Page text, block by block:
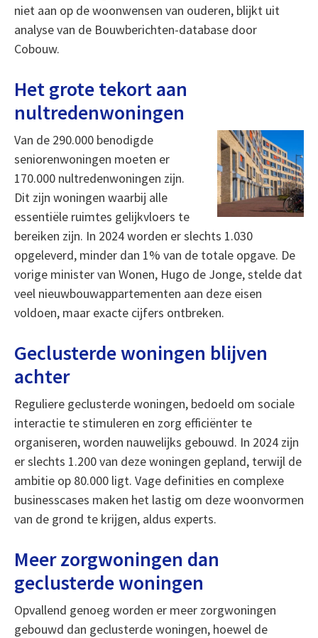
niet aan op de woonwensen van ouderen, blijkt uit
analyse van de Bouwberichten-database door
Cobouw.
Het grote tekort aan
nultredenwoningen
Van de 290.000 benodigde
seniorenwoningen moeten er
170.000 nultredenwoningen zijn.
Dit zijn woningen waarbij alle
essentiële ruimtes gelijkvloers te
bereiken zijn. In 2024 worden er slechts 1.030
opgeleverd, minder dan 1% van de totale opgave. De
vorige minister van Wonen, Hugo de Jonge, stelde dat
veel nieuwbouwappartementen aan deze eisen
voldoen, maar exacte cijfers ontbreken.
Geclusterde woningen blijven
achter
Reguliere geclusterde woningen, bedoeld om sociale
interactie te stimuleren en zorg efficiënter te
organiseren, worden nauwelijks gebouwd. In 2024 zijn
er slechts 1.200 van deze woningen gepland, terwijl de
ambitie op 80.000 ligt. Vage definities en complexe
businesscases maken het lastig om deze woonvormen
van de grond te krijgen, aldus experts.
Meer zorgwoningen dan
geclusterde woningen
Opvallend genoeg worden er meer zorgwoningen
gebouwd dan geclusterde woningen, hoewel de